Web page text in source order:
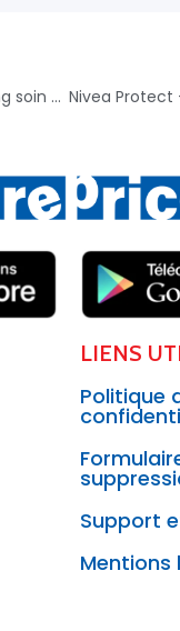
Elsève Shampooing soin color vive pour cheveux colorés ou méchés – 3666986026464
LIENS
Politique
Support
Mentions